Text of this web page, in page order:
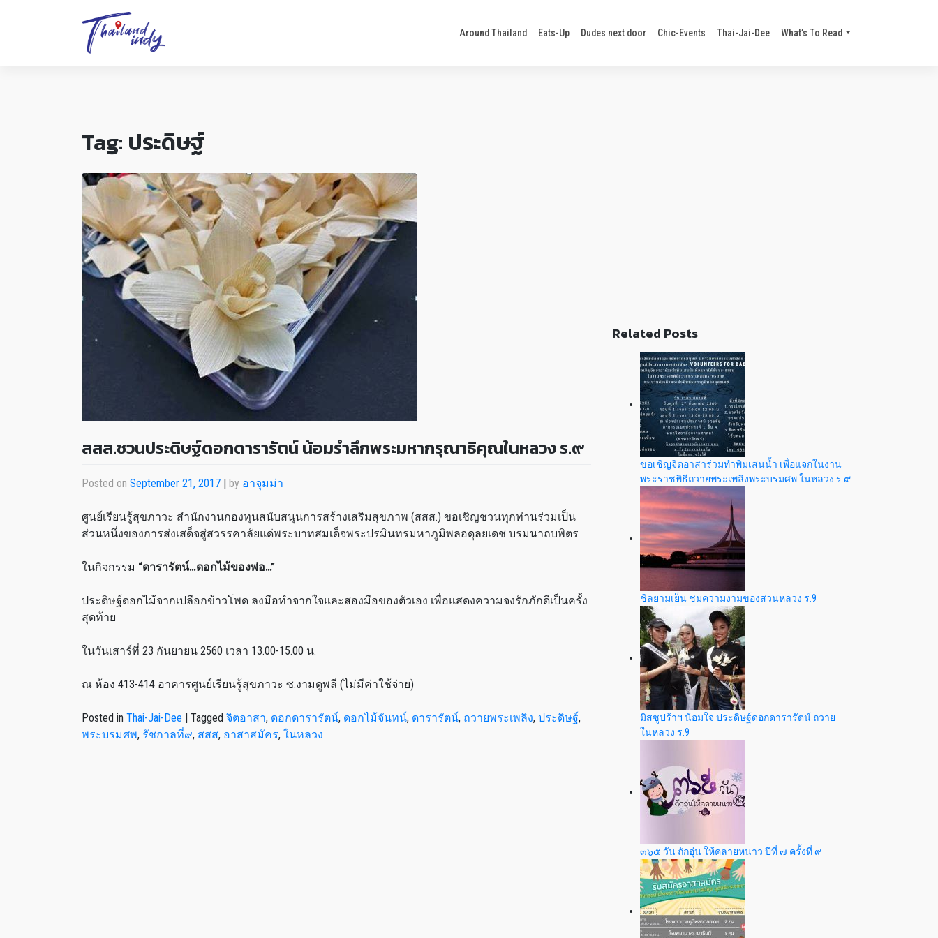
Around Thailand Eats-Up Dudes next door Chic-Events Thai-Jai-Dee What’s To Read
Tag: ประดิษฐ์
สสส.ชวนประดิษฐ์ดอกดารารัตน์ น้อมรำลึกพระมหากรุณาธิคุณในหลวง ร.๙
Posted on September 21, 2017 | by อาจุมม่า
ศูนย์เรียนรู้สุขภาวะ สำนักงานกองทุนสนับสนุนการสร้างเสริมสุขภาพ (สสส.) ขอเชิญชวนทุกท่านร่วมเป็น
ส่วนหนึ่งของการส่งเสด็จสู่สวรรคาลัยแด่พระบาทสมเด็จพระปรมินทรมหาภูมิพลอดุลยเดช บรมนาถบพิตร
ในกิจกรรม “ดารารัตน์…ดอกไม้ของพ่อ…”
ประดิษฐ์ดอกไม้จากเปลือกข้าวโพด ลงมือทำจากใจและสองมือของตัวเอง เพื่อแสดงความจงรักภักดีเป็นครั้ง
สุดท้าย
ในวันเสาร์ที่ 23 กันยายน 2560 เวลา 13.00-15.00 น.
ณ ห้อง 413-414 อาคารศูนย์เรียนรู้สุขภาวะ ซ.งามดูพลี (ไม่มีค่าใช้จ่าย)
Posted in Thai-Jai-Dee | Tagged จิตอาสา, ดอกดารารัตน์, ดอกไม้จันทน์, ดารารัตน์, ถวายพระเพลิง, ประดิษฐ์,
พระบรมศพ, รัชกาลที่๙, สสส, อาสาสมัคร, ในหลวง
Related Posts
ขอเชิญจิตอาสาร่วมทำพิมเสนน้ำ เพื่อแจกในงาน
พระราชพิธีถวายพระเพลิงพระบรมศพ ในหลวง ร.๙
ชิลยามเย็น ชมความงามของสวนหลวง ร.9
มิสซูปร้าฯ น้อมใจ ประดิษฐ์ดอกดารารัตน์ ถวาย
ในหลวง ร.9
๓๖๕ วัน ถักอุ่น ให้คลายหนาว ปีที่ ๗ ครั้งที่ ๙